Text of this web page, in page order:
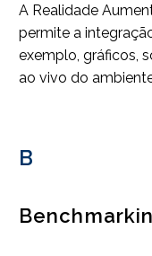
A Realidade
permite a
exemplo, gráficos,
ao vivo do
B